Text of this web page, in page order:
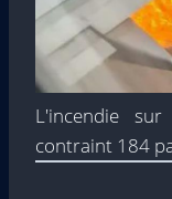
L'incendie
contraint 184